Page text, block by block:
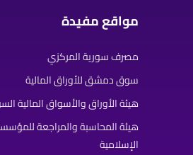
مواقع مفيدة
مصرف سورية المركزي
سوق دمشق للأوراق المالية
هيئة الأوراق والأسواق المالية
هيئة المحاسبة والمراجعة
الإسلامية